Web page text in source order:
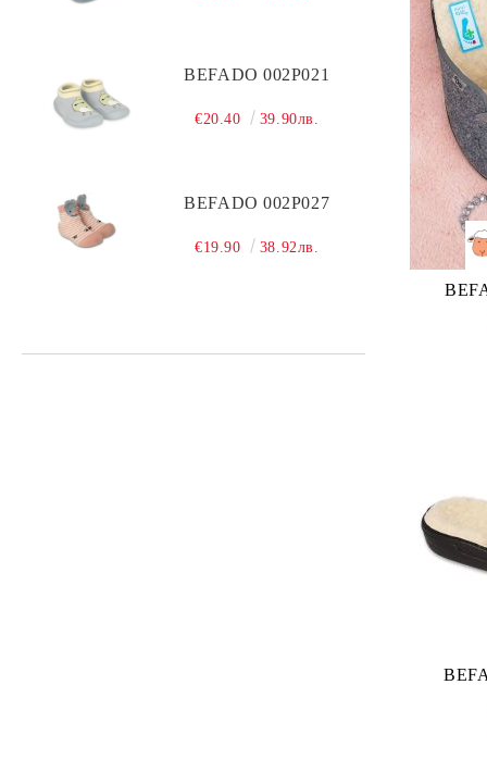
BEFADO 002P021
€20.40 39.90лв.
BEFADO 002P027
€19.90 38.92лв.